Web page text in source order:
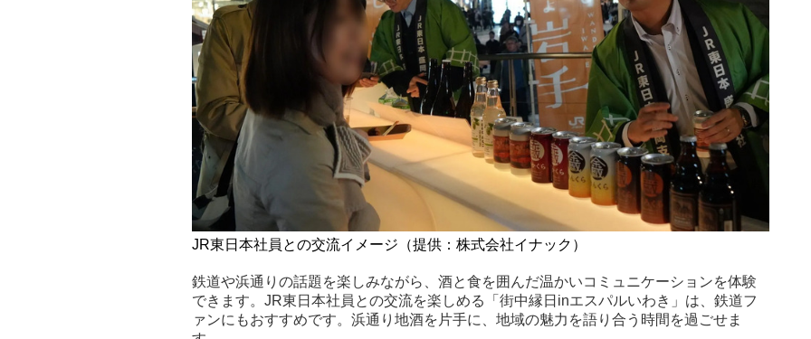
JR東日本社員との交流イメージ（提供：株式会社イナック）
鉄道や浜通りの話題を楽しみながら、酒と食を囲んだ温かいコミュニケーションを体験
できます。JR東日本社員との交流を楽しめる「街中縁日inエスパルいわき」は、鉄道フ
ァンにもおすすめです。浜通り地酒を片手に、地域の魅力を語り合う時間を過ごせま